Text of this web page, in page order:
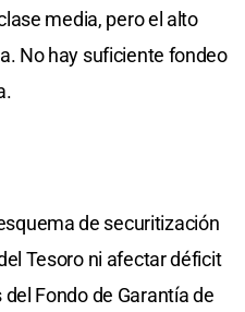
media, pero el alto
No hay suficiente fondeo
de securitización
Tesoro ni afectar déficit
Fondo de Garantía de